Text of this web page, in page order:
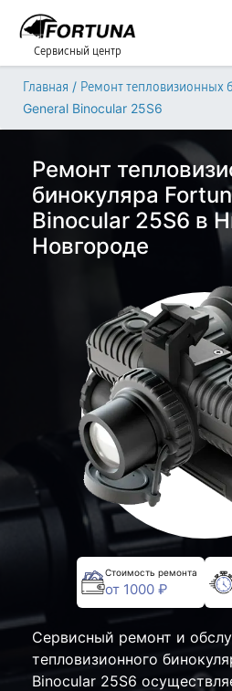
Сервисный центр
Главная / Ремонт тепловизионных
General Binocular 25S6
Ремонт
бинокуляра
Binocular 25S6 в
Новгороде
Стоимость ремонта
от 1000 ₽
Сервисный ремонт и
тепловизионного
Binocular 25S6